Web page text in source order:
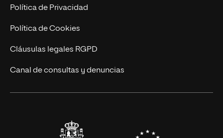
Postgrados
Cursos Universitarios
Trabaja en UNIR
Actualidad
UNIR Revista
Eventos
Política de Privacidad
Política de Cookies
Cláusulas legales RGPD
Canal de consultas y denuncias